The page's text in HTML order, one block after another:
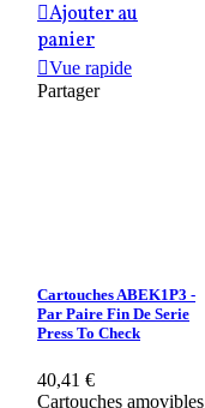
Ajouter au
panier
Vue rapide
Partager
Cartouches ABEK1P3 -
Par Paire Fin De Serie
Press To Check
40,41 €
Cartouches amovibles